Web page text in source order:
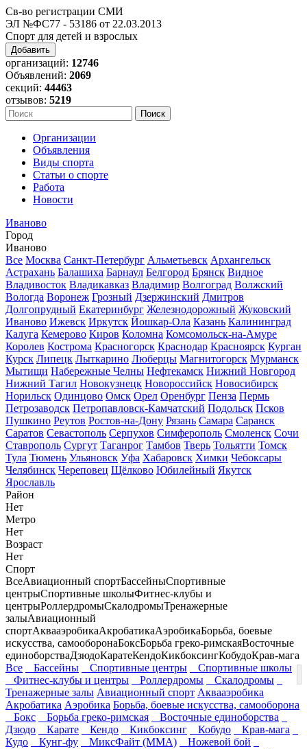
Св-во регистрации СМИ
ЭЛ №ФС77 - 53186 от 22.03.2013
Спорт для детей и взрослых
Добавить
организаций: 12746
Объявлений: 2069
секций: 44463
отзывов: 5219
Организации
Объявления
Виды спорта
Статьи о спорте
Работа
Новости
Иваново
Город
Иваново
Все Москва Санкт-Петербург Альметьевск Архангельск
Астрахань Балашиха Барнаул Белгород Брянск Видное
Владивосток Владикавказ Владимир Волгоград Волжский
Вологда Воронеж Грозный Дзержинский Дмитров
Долгопрудный Екатеринбург Железнодорожный Жуковский
Иваново Ижевск Иркутск Йошкар-Ола Казань Калининград
Калуга Кемерово Киров Коломна Комсомольск-на-Амуре
Королев Кострома Красногорск Краснодар Красноярск Курган
Курск Липецк Лыткарино Люберцы Магнитогорск Мурманск
Мытищи Набережные Челны Нефтекамск Нижний Новгород
Нижний Тагил Новокузнецк Новороссийск Новосибирск
Норильск Одинцово Омск Орел Оренбург Пенза Пермь
Петрозаводск Петропавловск-Камчатский Подольск Псков
Пушкино Реутов Ростов-на-Дону Рязань Самара Саранск
Саратов Севастополь Серпухов Симферополь Смоленск Сочи
Ставрополь Сургут Таганрог Тамбов Тверь Тольятти Томск
Тула Тюмень Ульяновск Уфа Хабаровск Химки Чебоксары
Челябинск Череповец Щёлково Юбилейный Якутск
Ярославль
Район
Нет
Метро
Нет
Возраст
Нет
Спорт
ВсеАвиационный спортБассейныСпортивные
центрыСпортивные школыФитнес-клубы и
центрыРоллердромыСкалодромыТренажерные
залыАвиационный
спортАквааэробикаАкробатикаАэробикаБорьба, боевые
искусства, самооборонаБоксБорьба греко-римскаяВосточные
единоборстваДзюдоКаратеКендоКикбоксингКобудоКрав-мага
Все
Бассейны Спортивные центры
Спортивные школы
Фитнес-клубы и центры
Роллердромы
Скалодромы
Тренажерные залы Авиационный спорт Аквааэробика
Акробатика Аэробика Борьба, боевые искусства, самооборона
Бокс
Борьба греко-римская
Восточные единоборства
Дзюдо
Карате Кендо Кикбоксинг Кобудо
Крав-мага
Кудо
Кунг-фу МиксФайт (ММА)
Ножевой бой